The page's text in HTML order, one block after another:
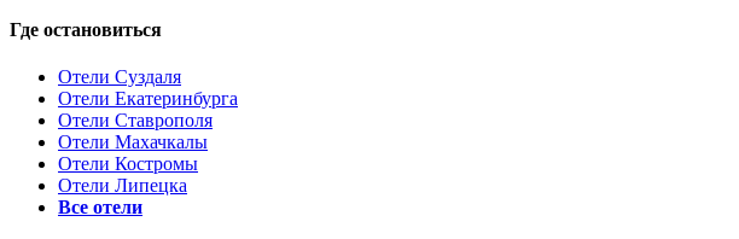
Где остановиться
Отели Суздаля
Отели Екатеринбурга
Отели Ставрополя
Отели Махачкалы
Отели Костромы
Отели Липецка
Все отели